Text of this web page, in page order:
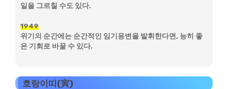
일을 그르칠 수도 있다.
1949
위기의 순간에는 순간적인 임기응변을 발휘한다면, 능히 좋
은 기회로 바꿀 수 있다.
호랑이띠(寅)